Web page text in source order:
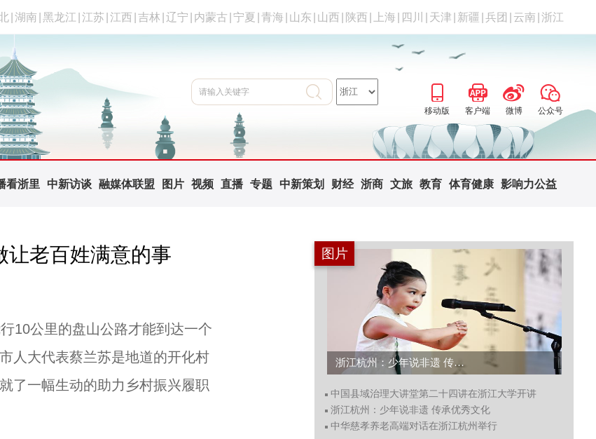
湖南 黑龙江 江苏 江西 吉林 辽宁 内蒙古 宁夏 青海 山东 山西 陕西 上海 四川 天津 新疆 兵团 云南 浙江
移动版 客户端 微博 公众号
看浙里 中新访谈 融媒体联盟 图片 视频 直播 专题 中新策划 财经 浙商 文旅 教育 体育健康 影响力公益
让老百姓满意的事
公里的盘山公路才能到达一个
人大代表蔡兰苏是地道的开化村
了一幅生动的助力乡村振兴履职
图片
浙江杭州：少年说非遗 传承优秀文化...
中国县域治理大讲堂第二十四讲在浙江大学开讲
浙江杭州：少年说非遗 传承优秀文化
中华慈孝养老高端对话在浙江杭州举行